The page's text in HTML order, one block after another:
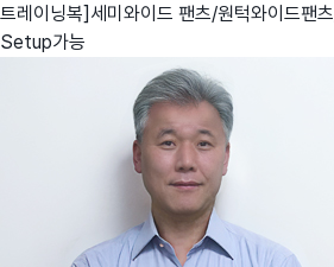
트레이닝복]세미와이드 팬츠/원턱와이드팬
Setup가능